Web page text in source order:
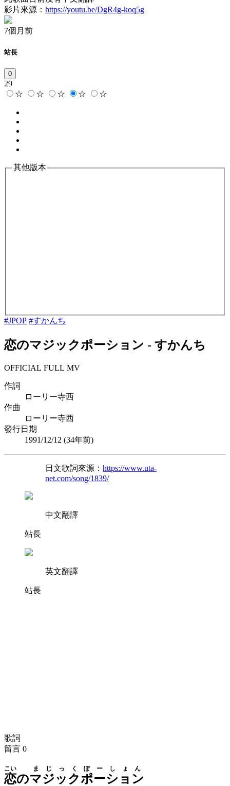
影片來源： https://youtu.be/DgR4g-koq5g
7個月前
站長
0
29
☆
☆ ☆ ☆ ☆
其他版本
#JPOP #すかんち
恋のマジックポーション - すかんち
OFFICIAL FULL MV
作詞
ローリー寺西
作曲
ローリー寺西
發行日期
1991/12/12 (34年前)
日文歌詞來源： https://www.uta-
net.com/song/1839/
中文翻譯
站長
英文翻譯
站長
歌詞
留言 0
恋
こい
のマジック
まじっく
ポーション
ぽーしょん